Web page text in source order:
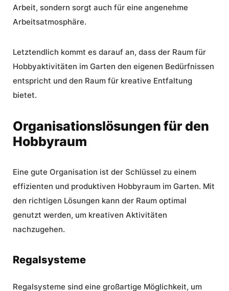
Arbeit, sondern sorgt auch für eine angenehme
Arbeitsatmosphäre.
Letztendlich kommt es darauf an, dass der Raum für
Hobbyaktivitäten im Garten den eigenen Bedürfnissen
entspricht und den Raum für kreative Entfaltung
bietet.
Organisationslösungen für den
Hobbyraum
Eine gute Organisation ist der Schlüssel zu einem
effizienten und produktiven Hobbyraum im Garten. Mit
den richtigen Lösungen kann der Raum optimal
genutzt werden, um kreativen Aktivitäten
nachzugehen.
Regalsysteme
Regalsysteme sind eine großartige Möglichkeit, um